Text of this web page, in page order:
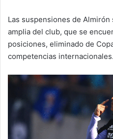
Las suspensiones de Almirón
amplia del club, que se
posiciones, eliminado de
competencias internacionales.